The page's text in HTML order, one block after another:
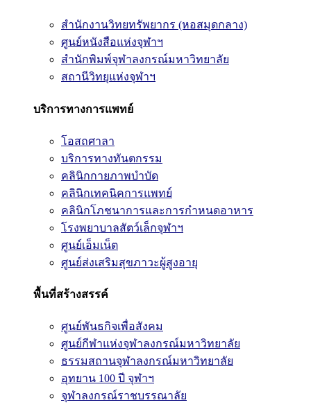
สำนักงานวิทยทรัพยากร (หอสมุดกลาง)
ศูนย์หนังสือแห่งจุฬาฯ
สำนักพิมพ์จุฬาลงกรณ์มหาวิทยาลัย
สถานีวิทยุแห่งจุฬาฯ
บริการทางการแพทย์
โอสถศาลา
บริการทางทันตกรรม
คลินิกกายภาพบำบัด
คลินิกเทคนิคการแพทย์
คลินิกโภชนาการและการกำหนดอาหาร
โรงพยาบาลสัตว์เล็กจุฬาฯ
ศูนย์เอ็มเน็ต
ศูนย์ส่งเสริมสุขภาวะผู้สูงอายุ
พื้นที่สร้างสรรค์
ศูนย์พันธกิจเพื่อสังคม
ศูนย์กีฬาแห่งจุฬาลงกรณ์มหาวิทยาลัย
ธรรมสถานจุฬาลงกรณ์มหาวิทยาลัย
อุทยาน 100 ปี จุฬาฯ
จุฬาลงกรณ์ราชบรรณาลัย